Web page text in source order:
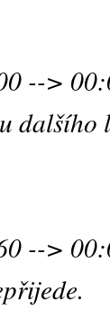
-->
dalšího
-->